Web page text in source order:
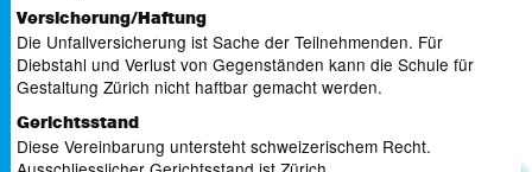
Versicherung/Haftung
Die Unfallversicherung ist Sache der Teilnehmenden. Für
Diebstahl und Verlust von Gegenständen kann die Schule für
Gestaltung Zürich nicht haftbar gemacht werden.
Gerichtsstand
Diese Vereinbarung untersteht schweizerischem Recht.